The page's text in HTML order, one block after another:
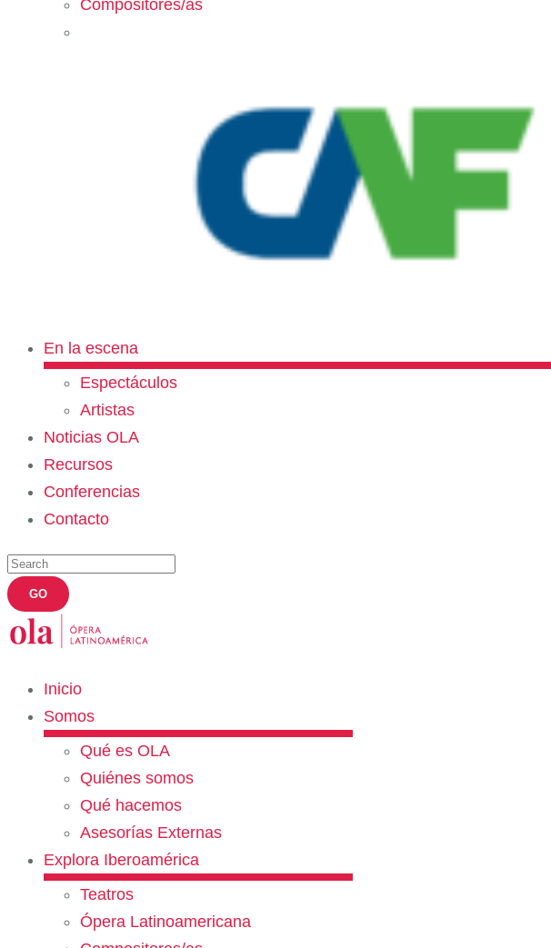
Compositores/as
En la escena
Espectáculos
Artistas
Noticias OLA
Recursos
Conferencias
Contacto
Inicio
Somos
Qué es OLA
Quiénes somos
Qué hacemos
Asesorías Externas
Explora Iberoamérica
Teatros
Ópera Latinoamericana